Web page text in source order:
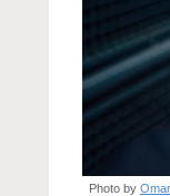
Photo by